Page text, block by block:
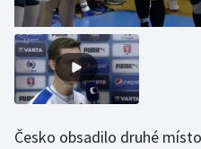
Ragby
Rychlobruslení
Česko obsadilo druhé